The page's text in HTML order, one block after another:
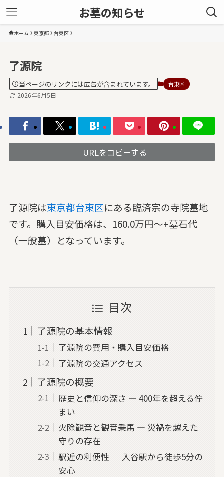
お墓の知らせ
ホーム 東京都 台東区
了源院
当ページのリンクには広告が含まれています。 台東区
2026年6月5日
URLをコピーする
了源院は東京都台東区にある臨済宗の寺院墓地
です。購入目安価格は、160.0万円～+墓石代
（一般墓）となっています。
目次
了源院の基本情報
了源院の費用・購入目安価格
了源院の交通アクセス
了源院の概要
歴史と信仰の深さ — 400年を超える佇
まい
火除観音と観音乗馬 — 災禍を越えた
守りの存在
駅近の利便性 — 入谷駅から徒歩5分の
安心